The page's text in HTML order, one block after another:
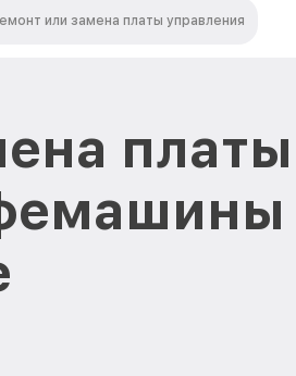
или замена платы управления
платы